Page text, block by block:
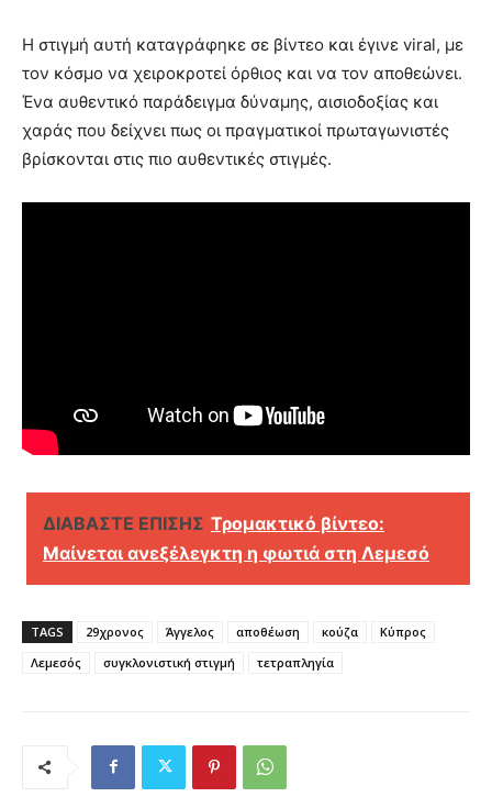
Η στιγμή αυτή καταγράφηκε σε βίντεο και έγινε viral, με
τον κόσμο να χειροκροτεί όρθιος και να τον αποθεώνει.
Ένα αυθεντικό παράδειγμα δύναμης, αισιοδοξίας και
χαράς που δείχνει πως οι πραγματικοί πρωταγωνιστές
βρίσκονται στις πιο αυθεντικές στιγμές.
ΔΙΑΒΑΣΤΕ ΕΠΙΣΗΣ Τρομακτικό βίντεο:
Μαίνεται ανεξέλεγκτη η φωτιά στη Λεμεσό
TAGS 29χρονος Άγγελος αποθέωση κούζα
Κύπρος
Λεμεσός
συγκλονιστική στιγμή τετραπληγία